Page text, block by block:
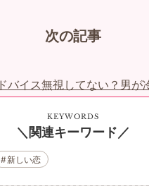
次の記事
バイス無視してない？男が
KEYWORDS
関連キーワード
新しい恋